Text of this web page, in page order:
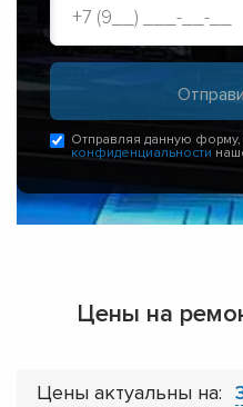
Отправляя данную
конфиденциальности
Цены на
Цены актуальны на: